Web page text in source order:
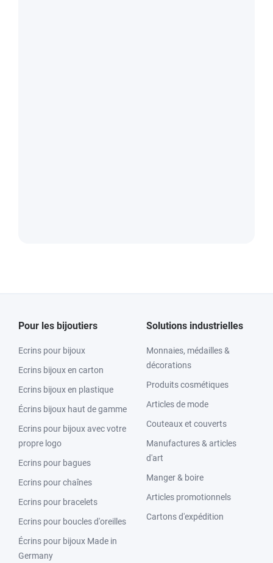
Pour les bijoutiers
Ecrins pour bijoux
Ecrins bijoux en carton
Ecrins bijoux en plastique
Écrins bijoux haut de gamme
Ecrins pour bijoux avec votre
propre logo
Ecrins pour bagues
Ecrins pour chaînes
Ecrins pour bracelets
Ecrins pour boucles d'oreilles
Écrins pour bijoux Made in
Germany
Solutions industrielles
Monnaies, médailles &
décorations
Produits cosmétiques
Articles de mode
Couteaux et couverts
Manufactures & articles
d'art
Manger & boire
Articles promotionnels
Cartons d'expédition